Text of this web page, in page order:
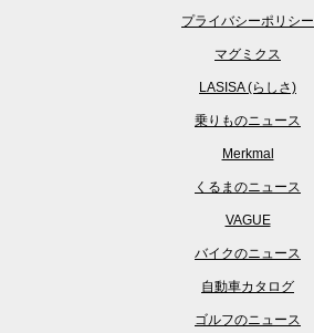
プライバシーポリシー
マグミクス
LASISA (らしさ)
乗りものニュース
Merkmal
くるまのニュース
VAGUE
バイクのニュース
自動車カタログ
ゴルフのニュース